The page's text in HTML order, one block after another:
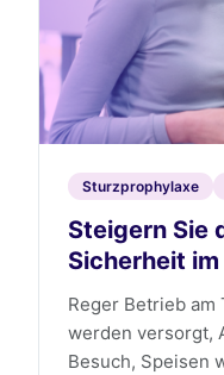
Sturzprophylaxe
Steigern Sie
Sicherheit
Reger Betrieb am
werden versorgt,
Besuch, Speisen